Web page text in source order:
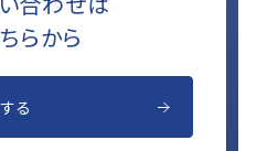
らから
る